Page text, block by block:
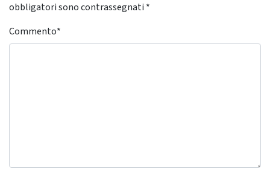
obbligatori sono contrassegnati *
Commento*